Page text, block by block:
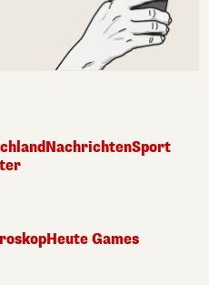
NachrichtenSport
Heute Games